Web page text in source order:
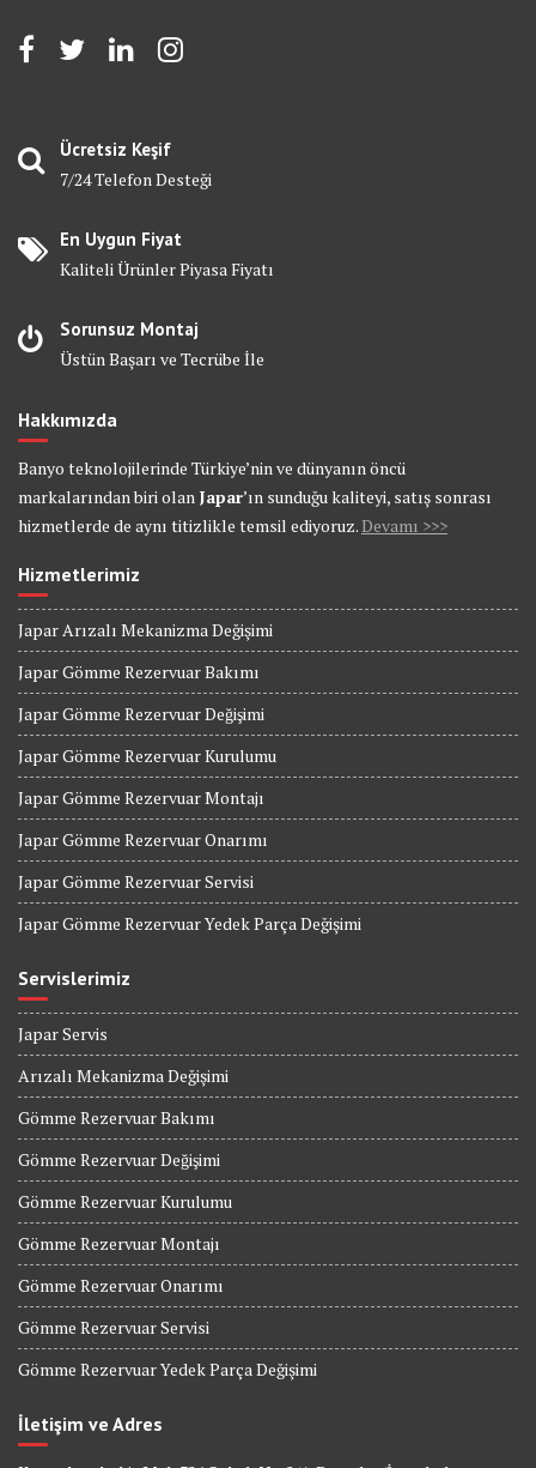
Ücretsiz Keşif
7/24 Telefon Desteği
En Uygun Fiyat
Kaliteli Ürünler Piyasa Fiyatı
Sorunsuz Montaj
Üstün Başarı ve Tecrübe İle
Hakkımızda
Banyo teknolojilerinde Türkiye’nin ve dünyanın öncü
markalarından biri olan Japar’ın sunduğu kaliteyi, satış sonrası
hizmetlerde de aynı titizlikle temsil ediyoruz.Devamı >>>
Hizmetlerimiz
Japar Arızalı Mekanizma Değişimi
Japar Gömme Rezervuar Bakımı
Japar Gömme Rezervuar Değişimi
Japar Gömme Rezervuar Kurulumu
Japar Gömme Rezervuar Montajı
Japar Gömme Rezervuar Onarımı
Japar Gömme Rezervuar Servisi
Japar Gömme Rezervuar Yedek Parça Değişimi
Servislerimiz
Japar Servis
Arızalı Mekanizma Değişimi
Gömme Rezervuar Bakımı
Gömme Rezervuar Değişimi
Gömme Rezervuar Kurulumu
Gömme Rezervuar Montajı
Gömme Rezervuar Onarımı
Gömme Rezervuar Servisi
Gömme Rezervuar Yedek Parça Değişimi
İletişim ve Adres